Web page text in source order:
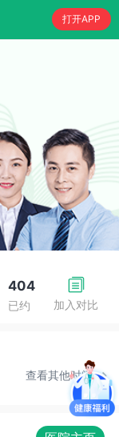
打开APP
加入对比
404
已约
查看其他时间